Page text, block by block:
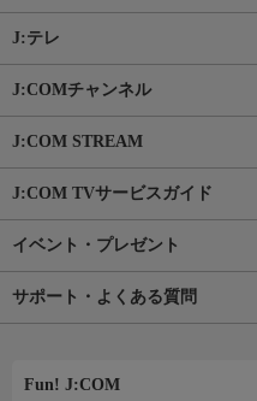
J:テレ
J:COMチャンネル
J:COM STREAM
J:COM TVサービスガイド
イベント・プレゼント
サポート・よくある質問
Fun! J:COM